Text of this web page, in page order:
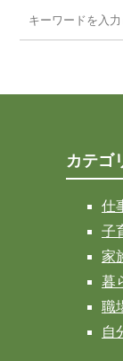
カテゴ
仕
子
家
暮
職
自